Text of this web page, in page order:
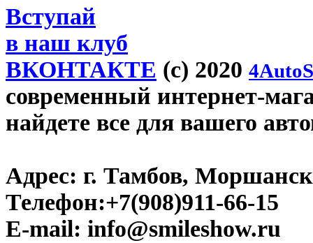
Вступай
в наш клуб
ВКОНТАКТЕ (c) 2020
современный интернет-
найдете все для вашего
Адрес: г. Тамбов,
Телефон:+7(908)911-66-15
E-mail: info@smileshow.ru